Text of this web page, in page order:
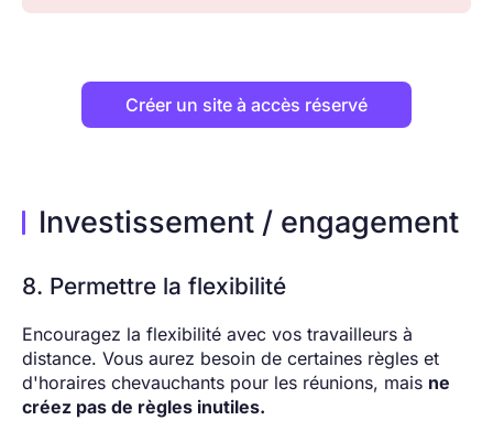
Créer un site à accès réservé
Investissement / engagement
8. Permettre la flexibilité
Encouragez la flexibilité avec vos travailleurs à
distance. Vous aurez besoin de certaines règles et
d'horaires chevauchants pour les réunions, mais ne
créez pas de règles inutiles.